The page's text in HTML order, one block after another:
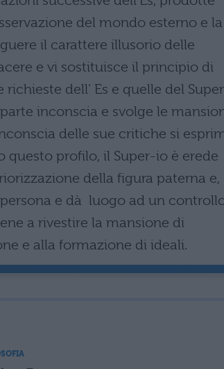
del mondo esterno e la
il carattere illusorio delle
e vi sostituisce il principio di
dell’ Es e quelle del
inconscia e svolge le
delle sue critiche si
questo profilo, il Super-io è erede
della figura paterna e,
e dà luogo ad un
a rivestire la mansione di
e alla formazione di ideali.